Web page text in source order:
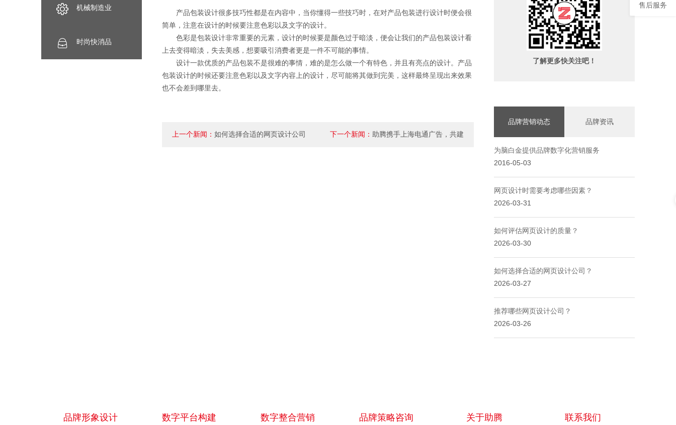
机械制造业
时尚快消品
产品包装设计很多技巧性都是在内容中，当你懂得一些技巧时，在对产品包装进行设计时便会很
简单，注意在设计的时候要注意色彩以及文字的设计。
色彩是包装设计非常重要的元素，设计的时候要是颜色过于暗淡，便会让我们的产品包装设计看
上去变得暗淡，失去美感，想要吸引消费者更是一件不可能的事情。
设计一款优质的产品包装不是很难的事情，难的是怎么做一个有特色，并且有亮点的设计。产品
包装设计的时候还要注意色彩以及文字内容上的设计，尽可能将其做到完美，这样最终呈现出来效果
也不会差到哪里去。
上一个新闻： 如何选择合适的网页设计公司 下一个新闻： 助腾携手上海电通广告，共建
了解更多快关注吧！
品牌营销动态 品牌资讯
为脑白金提供品牌数字化营销服务
2016-05-03
网页设计时需要考虑哪些因素？
2026-03-31
如何评估网页设计的质量？
2026-03-30
如何选择合适的网页设计公司？
2026-03-27
推荐哪些网页设计公司？
2026-03-26
品牌形象设计 数字平台构建 数字整合营销 品牌策略咨询 关于助腾 联系我们
售后服务